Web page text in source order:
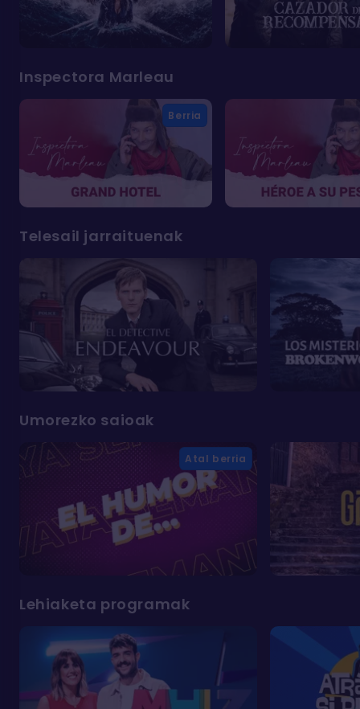
Inspectora Marleau
Berria
Telesail jarraituenak
Umorezko saioak
Atal berria
Lehiaketa programak